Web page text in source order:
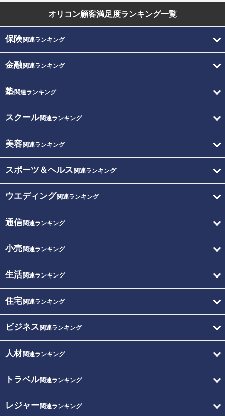
オリコン顧客満足度ランキング一覧
保険関連ランキング
金融関連ランキング
塾関連ランキング
スクール関連ランキング
美容関連ランキング
スポーツ＆ヘルス 関連ランキング
ウエディング関連ランキング
通信関連ランキング
小売関連ランキング
生活関連ランキング
住宅関連ランキング
ビジネス 関連ランキング
人材関連ランキング
トラベル関連ランキング
レジャー関連ランキング